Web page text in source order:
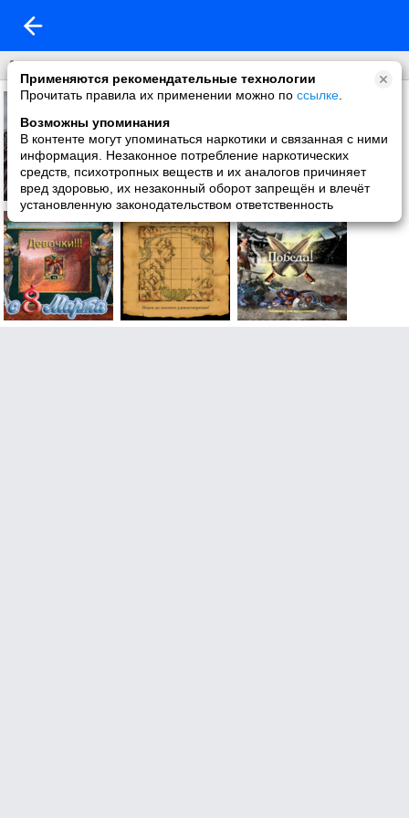
Применяются рекомендательные технологии
Прочитать правила их применении можно по ссылке
Возможны упоминания
В контенте могут упоминаться наркотики и связанная с ними
информация. Незаконное потребление наркотических
средств, психотропных веществ и их аналогов причиняет
вред здоровью, их незаконный оборот запрещён и влечёт
установленную законодательством ответственность
Анимация